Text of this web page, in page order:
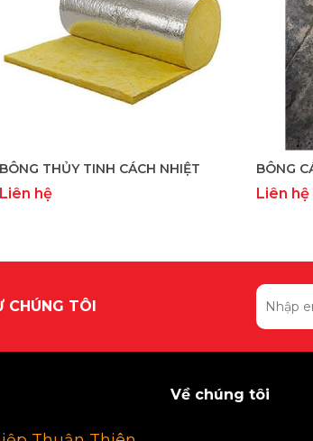
BÔNG THỦY TINH CÁCH NHIỆT
Liên hệ
BÔNG
Liên hệ
CHÚNG TÔI
Về chúng tôi